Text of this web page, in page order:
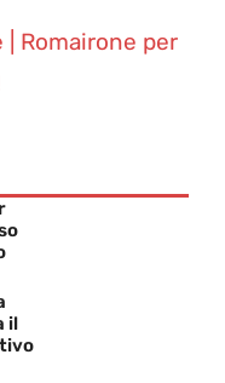
Romairone per
il